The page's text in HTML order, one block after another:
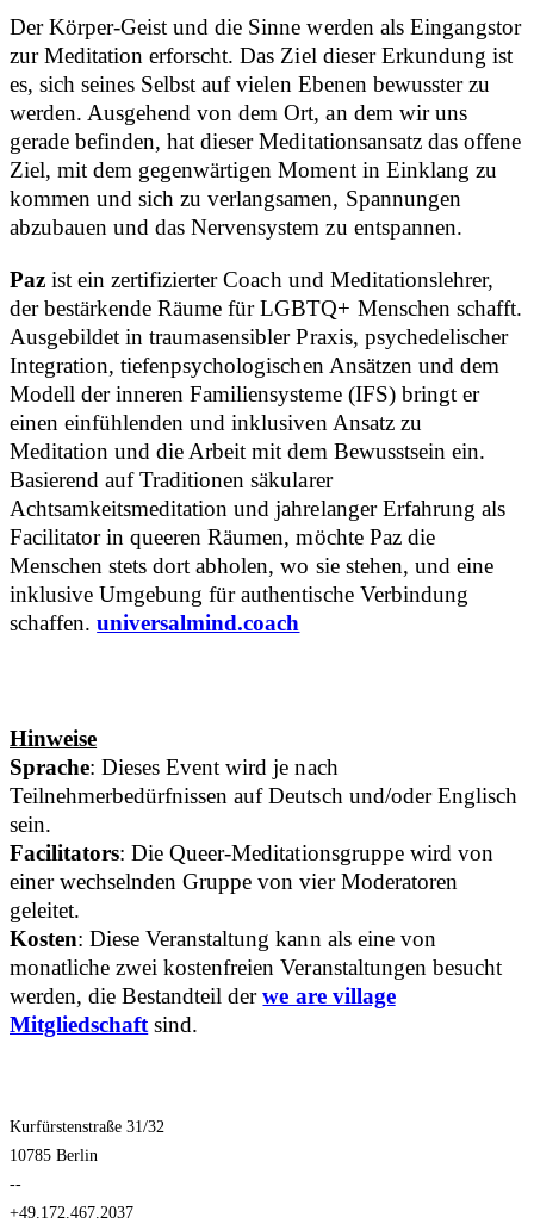
Der Körper-Geist und die Sinne werden als Eingangstor
zur Meditation erforscht. Das Ziel dieser Erkundung ist
es, sich seines Selbst auf vielen Ebenen bewusster zu
werden. Ausgehend von dem Ort, an dem wir uns
gerade befinden, hat dieser Meditationsansatz das offene
Ziel, mit dem gegenwärtigen Moment in Einklang zu
kommen und sich zu verlangsamen, Spannungen
abzubauen und das Nervensystem zu entspannen.
Paz ist ein zertifizierter Coach und Meditationslehrer,
der bestärkende Räume für LGBTQ+ Menschen schafft.
Ausgebildet in traumasensibler Praxis, psychedelischer
Integration, tiefenpsychologischen Ansätzen und dem
Modell der inneren Familiensysteme (IFS) bringt er
einen einfühlenden und inklusiven Ansatz zu
Meditation und die Arbeit mit dem Bewusstsein ein.
Basierend auf Traditionen säkularer
Achtsamkeitsmeditation und jahrelanger Erfahrung als
Facilitator in queeren Räumen, möchte Paz die
Menschen stets dort abholen, wo sie stehen, und eine
inklusive Umgebung für authentische Verbindung
schaffen.universalmind.coach
Hinweise
Sprache: Dieses Event wird je nach
Teilnehmerbedürfnissen auf Deutsch und/oder Englisch
sein.
Facilitators: Die Queer-Meditationsgruppe wird von
einer wechselnden Gruppe von vier Moderatoren
geleitet.
Kosten: Diese Veranstaltung kann als eine von
monatliche zwei kostenfreien Veranstaltungen besucht
werden, die Bestandteil derwe are village
Mitgliedschaft sind.
Kurfürstenstraße 31/32
10785 Berlin
--
+49.172.467.2037